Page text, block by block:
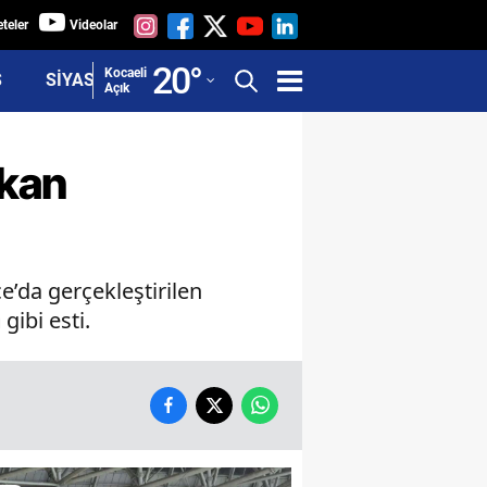
Videolar
SİYASETKocaeli
Açık
20°
Adana
Adıyaman
Ankara
Aydın
Balıkesir
gerçekleştirilen
gibi esti.